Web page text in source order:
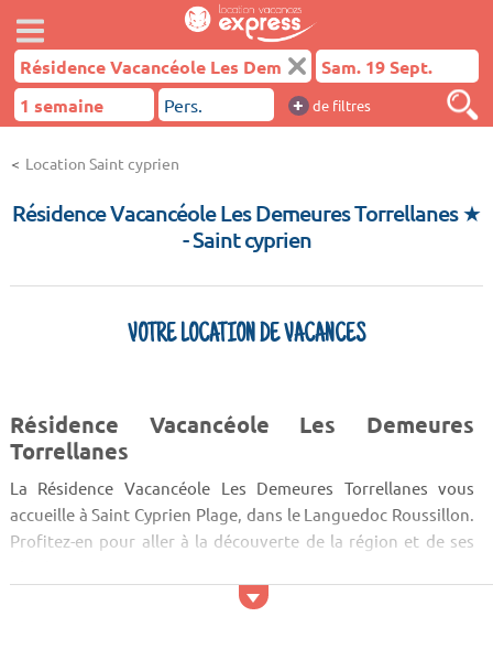
+ de filtres
Location Saint cyprien
Résidence Vacancéole Les Demeures Torrellanes ★
- Saint cyprien
VOTRE LOCATION DE VACANCES
Résidence Vacancéole Les Demeures
Torrellanes
La Résidence Vacancéole Les Demeures Torrellanes vous
accueille à Saint Cyprien Plage, dans le Languedoc Roussillon.
Profitez-en pour aller à la découverte de la région et de ses